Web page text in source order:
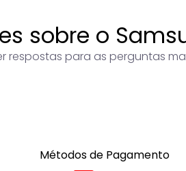
sobre o
respostas para as perguntas
Métodos de Pagamento